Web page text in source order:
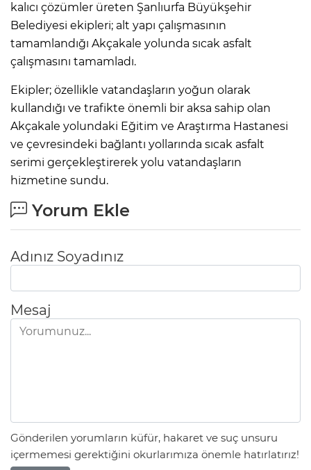
kalıcı çözümler üreten Şanlıurfa Büyükşehir
Belediyesi ekipleri; alt yapı çalışmasının
tamamlandığı Akçakale yolunda sıcak asfalt
çalışmasını tamamladı.
Ekipler; özellikle vatandaşların yoğun olarak
kullandığı ve trafikte önemli bir aksa sahip olan
Akçakale yolundaki Eğitim ve Araştırma Hastanesi
ve çevresindeki bağlantı yollarında sıcak asfalt
serimi gerçekleştirerek yolu vatandaşların
hizmetine sundu.
Yorum Ekle
Adınız Soyadınız
Mesaj
Gönderilen yorumların küfür, hakaret ve suç unsuru
içermemesi gerektiğini okurlarımıza önemle hatırlatırız!